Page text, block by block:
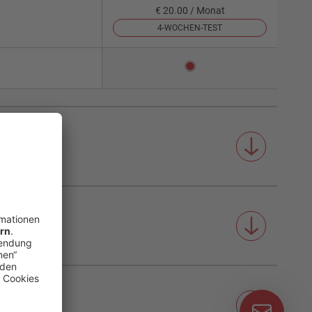
€ 20.00 / Monat
4-WOCHEN-TEST